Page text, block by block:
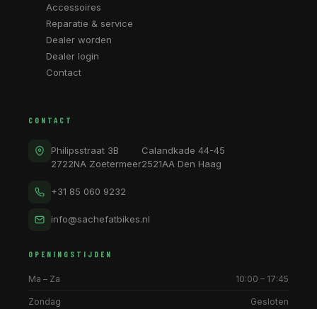
Accessoires
Reparatie & service
Dealer worden
Dealer login
Contact
CONTACT
Philipsstraat 3B
2722NA Zoetermeer
Calandkade 44-45
2521AA Den Haag
+31 85 060 9232
info@sachefatbikes.nl
OPENINGSTIJDEN
Ma – Za 10:00 – 17:45
Zondag Gesloten